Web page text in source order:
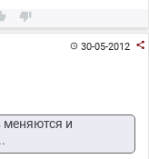

30-05-2012 
меняются и